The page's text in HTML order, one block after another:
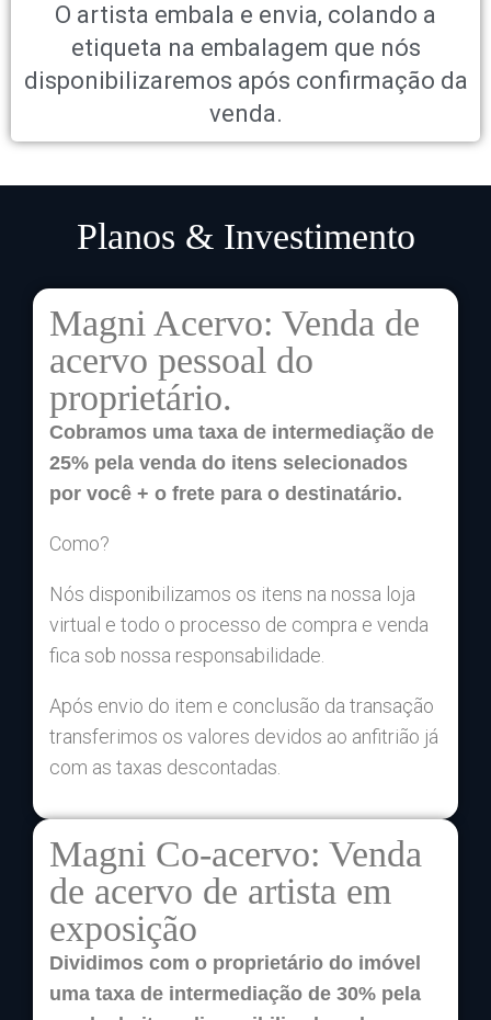
O artista embala e envia, colando a
etiqueta na embalagem que nós
disponibilizaremos após confirmação da
venda.
Planos & Investimento
Magni Acervo: Venda de
acervo pessoal do
proprietário.
Cobramos uma taxa de intermediação de
25% pela venda do itens selecionados
por você + o frete para o destinatário.
Como?
Nós disponibilizamos os itens na nossa loja
virtual e todo o processo de compra e venda
fica sob nossa responsabilidade.
Após envio do item e conclusão da transação
transferimos os valores devidos ao anfitrião já
com as taxas descontadas.
Magni Co-acervo: Venda
de acervo de artista em
exposição
Dividimos com o proprietário do imóvel
uma taxa de intermediação de 30% pela